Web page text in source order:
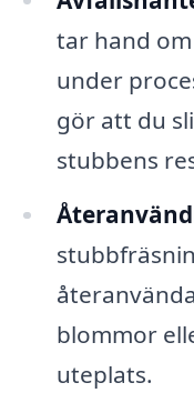
tar hand
under
gör att du
stubbens
blommor
uteplats.